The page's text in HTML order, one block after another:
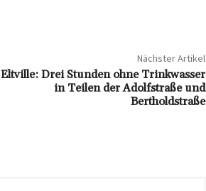
Nächster Artikel
Eltville: Drei Stunden ohne Trinkwasser
in Teilen der Adolfstraße und
Bertholdstraße